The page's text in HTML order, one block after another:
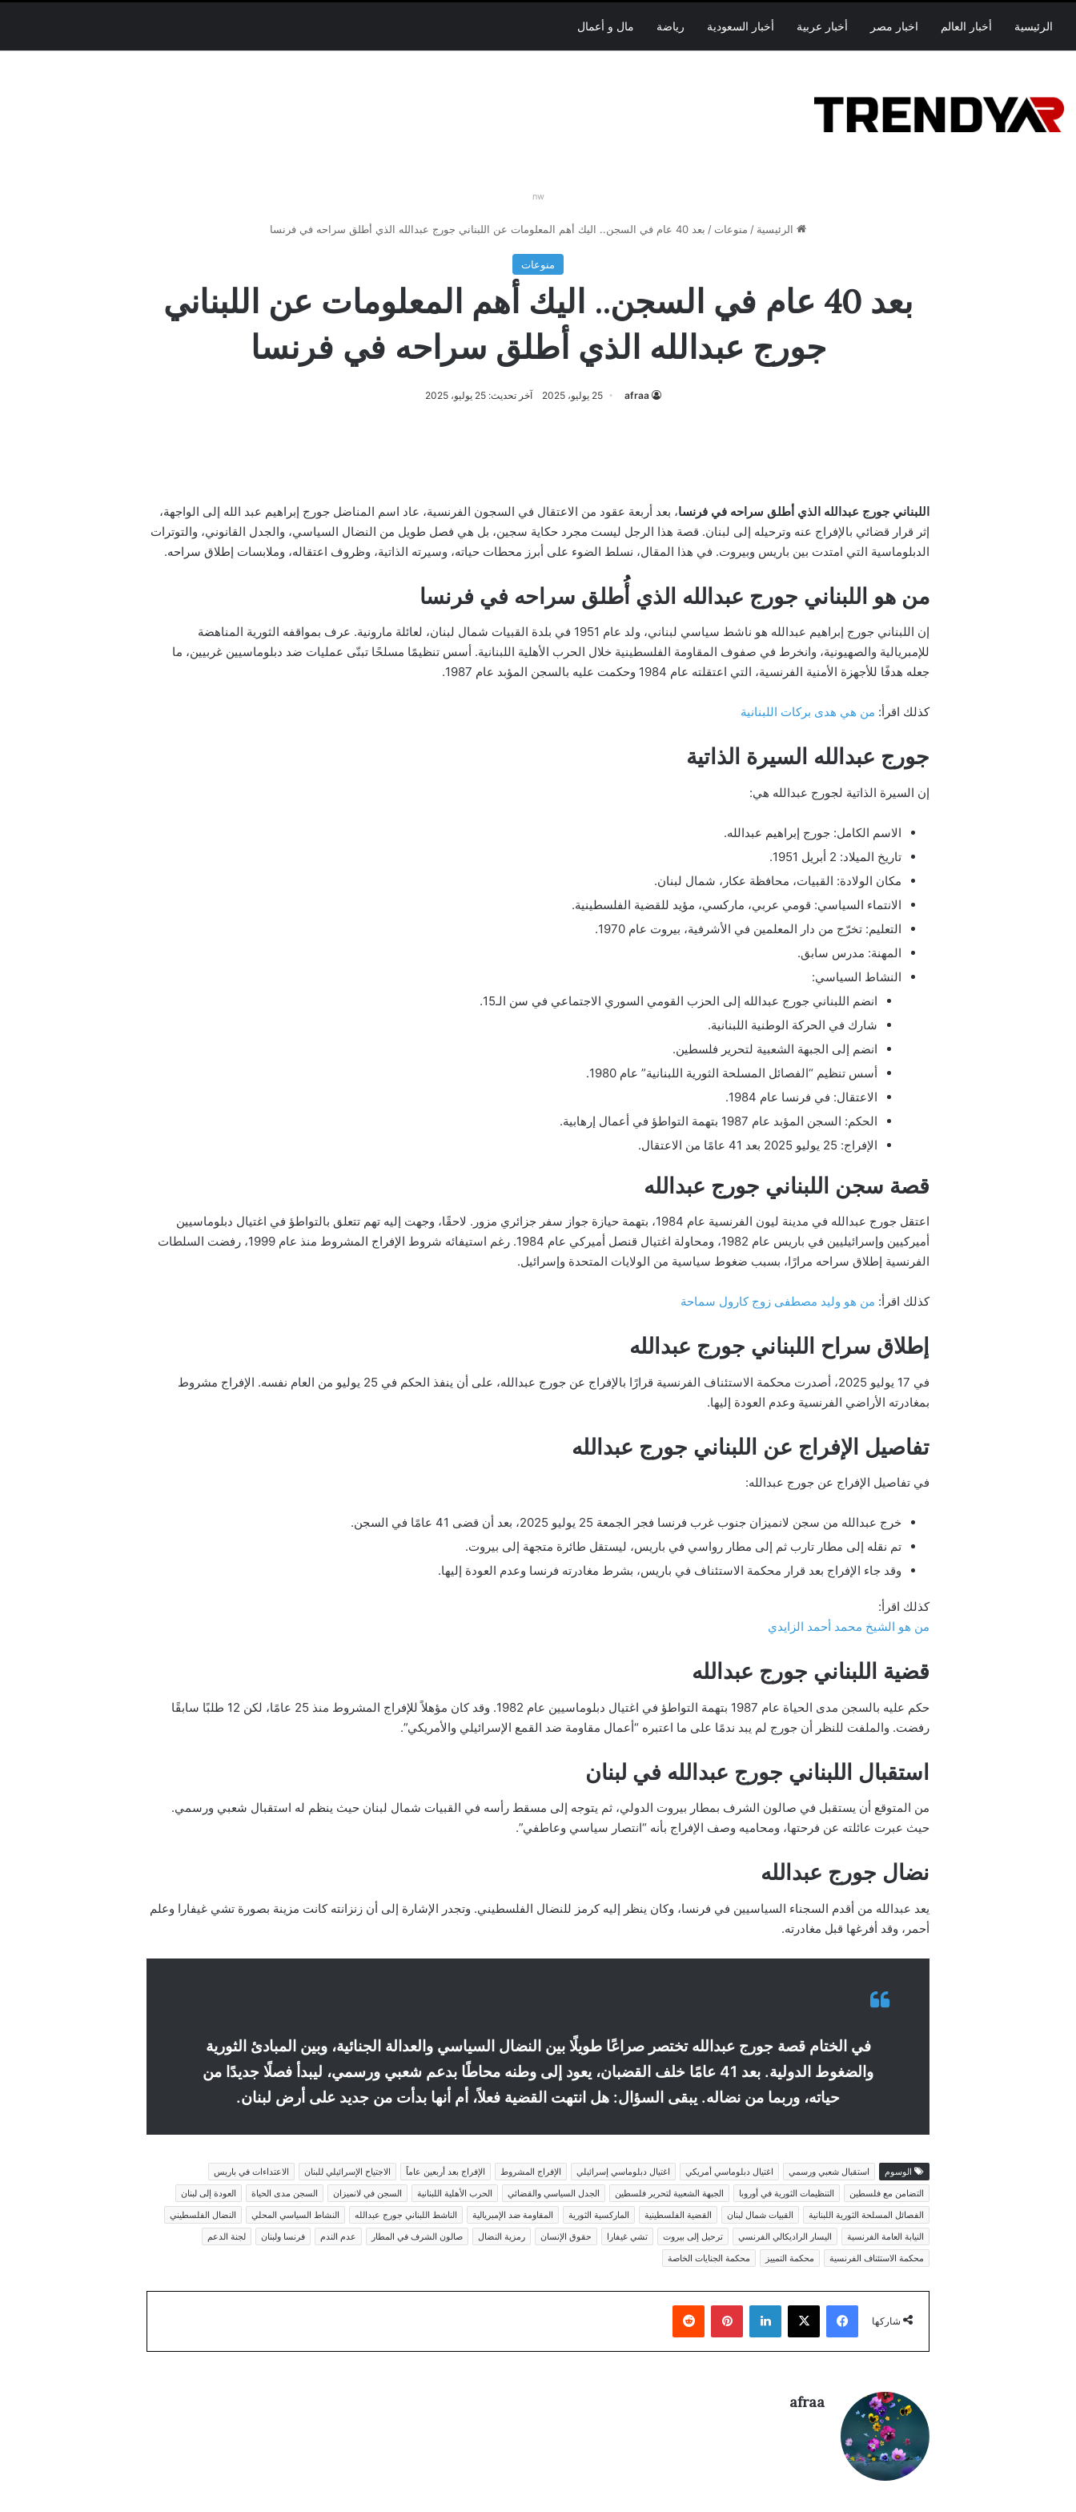
الرئيسية أخبار العالم اخبار مصر أخبار عربية أخبار السعودية رياضة مال و أعمال
nw
الرئيسية / منوعات / بعد 40 عام في السجن.. اليك أهم المعلومات عن اللبناني جورج عبدالله الذي أطلق سراحه في فرنسا
منوعات
بعد 40 عام في السجن.. اليك أهم المعلومات عن اللبناني
جورج عبدالله الذي أطلق سراحه في فرنسا
afraa 25 يوليو، 2025 آخر تحديث: 25 يوليو، 2025
اللبناني جورج عبدالله الذي أطلق سراحه في فرنسا، بعد أربعة عقود من الاعتقال في السجون الفرنسية، عاد اسم المناضل جورج إبراهيم عبد الله إلى الواجهة،
إثر قرار قضائي بالإفراج عنه وترحيله إلى لبنان. قصة هذا الرجل ليست مجرد حكاية سجين، بل هي فصل طويل من النضال السياسي، والجدل القانوني، والتوترات
الدبلوماسية التي امتدت بين باريس وبيروت. في هذا المقال، نسلط الضوء على أبرز محطات حياته، وسيرته الذاتية، وظروف اعتقاله، وملابسات إطلاق سراحه.
من هو اللبناني جورج عبدالله الذي أُطلق سراحه في فرنسا
إن اللبناني جورج إبراهيم عبدالله هو ناشط سياسي لبناني، ولد عام 1951 في بلدة القبيات شمال لبنان، لعائلة مارونية. عرف بمواقفه الثورية المناهضة
للإمبريالية والصهيونية، وانخرط في صفوف المقاومة الفلسطينية خلال الحرب الأهلية اللبنانية. أسس تنظيمًا مسلحًا تبنّى عمليات ضد دبلوماسيين غربيين، ما
جعله هدفًا للأجهزة الأمنية الفرنسية، التي اعتقلته عام 1984 وحكمت عليه بالسجن المؤبد عام 1987.
كذلك اقرأ: من هي هدى بركات اللبنانية
جورج عبدالله السيرة الذاتية
إن السيرة الذاتية لجورج عبدالله هي:
الاسم الكامل: جورج إبراهيم عبدالله.
تاريخ الميلاد: 2 أبريل 1951.
مكان الولادة: القبيات، محافظة عكار، شمال لبنان.
الانتماء السياسي: قومي عربي، ماركسي، مؤيد للقضية الفلسطينية.
التعليم: تخرّج من دار المعلمين في الأشرفية، بيروت عام 1970.
المهنة: مدرس سابق.
النشاط السياسي:
انضم اللبناني جورج عبدالله إلى الحزب القومي السوري الاجتماعي في سن الـ15.
شارك في الحركة الوطنية اللبنانية.
انضم إلى الجبهة الشعبية لتحرير فلسطين.
أسس تنظيم “الفصائل المسلحة الثورية اللبنانية” عام 1980.
الاعتقال: في فرنسا عام 1984.
الحكم: السجن المؤبد عام 1987 بتهمة التواطؤ في أعمال إرهابية.
الإفراج: 25 يوليو 2025 بعد 41 عامًا من الاعتقال.
قصة سجن اللبناني جورج عبدالله
اعتقل جورج عبدالله في مدينة ليون الفرنسية عام 1984، بتهمة حيازة جواز سفر جزائري مزور. لاحقًا، وجهت إليه تهم تتعلق بالتواطؤ في اغتيال دبلوماسيين
أميركيين وإسرائيليين في باريس عام 1982، ومحاولة اغتيال قنصل أميركي عام 1984. رغم استيفائه شروط الإفراج المشروط منذ عام 1999، رفضت السلطات
الفرنسية إطلاق سراحه مرارًا، بسبب ضغوط سياسية من الولايات المتحدة وإسرائيل.
كذلك اقرأ: من هو وليد مصطفى زوج كارول سماحة
إطلاق سراح اللبناني جورج عبدالله
في 17 يوليو 2025، أصدرت محكمة الاستئناف الفرنسية قرارًا بالإفراج عن جورج عبدالله، على أن ينفذ الحكم في 25 يوليو من العام نفسه. الإفراج مشروط
بمغادرته الأراضي الفرنسية وعدم العودة إليها.
تفاصيل الإفراج عن اللبناني جورج عبدالله
في تفاصيل الإفراج عن جورج عبدالله:
خرج عبدالله من سجن لانميزان جنوب غرب فرنسا فجر الجمعة 25 يوليو 2025، بعد أن قضى 41 عامًا في السجن.
تم نقله إلى مطار تارب ثم إلى مطار رواسي في باريس، ليستقل طائرة متجهة إلى بيروت.
وقد جاء الإفراج بعد قرار محكمة الاستئناف في باريس، بشرط مغادرته فرنسا وعدم العودة إليها.
كذلك اقرأ:
من هو الشيخ محمد أحمد الزايدي
قضية اللبناني جورج عبدالله
حكم عليه بالسجن مدى الحياة عام 1987 بتهمة التواطؤ في اغتيال دبلوماسيين عام 1982. وقد كان مؤهلاً للإفراج المشروط منذ 25 عامًا، لكن 12 طلبًا سابقًا
رفضت. والملفت للنظر أن جورج لم يبد ندمًا على ما اعتبره “أعمال مقاومة ضد القمع الإسرائيلي والأمريكي”.
استقبال اللبناني جورج عبدالله في لبنان
من المتوقع أن يستقبل في صالون الشرف بمطار بيروت الدولي، ثم يتوجه إلى مسقط رأسه في القبيات شمال لبنان حيث ينظم له استقبال شعبي ورسمي.
حيث عبرت عائلته عن فرحتها، ومحاميه وصف الإفراج بأنه “انتصار سياسي وعاطفي”.
نضال جورج عبدالله
يعد عبدالله من أقدم السجناء السياسيين في فرنسا، وكان ينظر إليه كرمز للنضال الفلسطيني. وتجدر الإشارة إلى أن زنزانته كانت مزينة بصورة تشي غيفارا وعلم
أحمر، وقد أفرغها قبل مغادرته.
في الختام قصة جورج عبدالله تختصر صراعًا طويلًا بين النضال السياسي والعدالة الجنائية، وبين المبادئ الثورية
والضغوط الدولية. بعد 41 عامًا خلف القضبان، يعود إلى وطنه محاطًا بدعم شعبي ورسمي، ليبدأ فصلًا جديدًا من
حياته، وربما من نضاله. يبقى السؤال: هل انتهت القضية فعلاً، أم أنها بدأت من جديد على أرض لبنان.
الوسوم استقبال شعبي ورسمي اغتيال دبلوماسي أمريكي اغتيال دبلوماسي إسرائيلي الإفراج المشروط الإفراج بعد أربعين عاماً الاجتياح الإسرائيلي للبنان
الاعتداءات في باريس
التضامن مع فلسطين
التنظيمات الثورية في أوروبا الجبهة الشعبية لتحرير فلسطين الجدل السياسي والقضائي الحرب الأهلية اللبنانية السجن في لانميزان السجن مدى الحياة
العودة إلى لبنان
الفصائل المسلحة الثورية اللبنانية
القبيات شمال لبنان القضية الفلسطينية الماركسية الثورية المقاومة ضد الإمبريالية الناشط اللبناني جورج عبدالله النشاط السياسي المحلي
النضال الفلسطيني
النيابة العامة الفرنسية
اليسار الراديكالي الفرنسي ترحيل إلى بيروت تشي غيفارا حقوق الإنسان رمزية النضال صالون الشرف في المطار عدم الندم فرنسا ولبنان
لجنة الدعم
محكمة الاستئناف الفرنسية
محكمة التمييز محكمة الجنايات الخاصة
شاركها
فيسبوك لينكدإن بينتيريست
afraa